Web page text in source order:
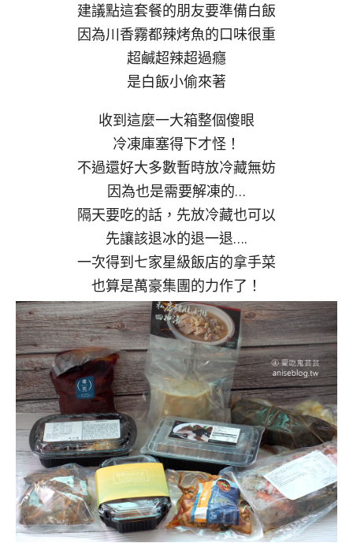
建議點這套餐的朋友要準備白飯
因為川香霧都辣烤魚的口味很重
超鹹超辣超過癮
是白飯小偷來著
收到這麼一大箱整個傻眼
冷凍庫塞得下才怪！
不過還好大多數暫時放冷藏無妨
因為也是需要解凍的…
隔天要吃的話，先放冷藏也可以
先讓該退冰的退一退….
一次得到七家星級飯店的拿手菜
也算是萬豪集團的力作了！